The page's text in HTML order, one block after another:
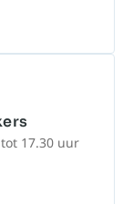
17.30 uur